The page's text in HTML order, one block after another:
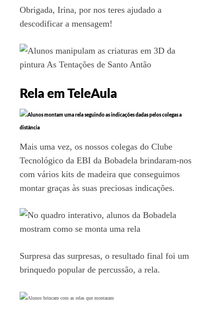
Obrigada, Irina, por nos teres ajudado a
descodificar a mensagem!
Rela em TeleAula
Mais uma vez, os nossos colegas do Clube
Tecnológico da EBI da Bobadela brindaram-nos
com vários kits de madeira que conseguimos
montar graças às suas preciosas indicações.
Surpresa das surpresas, o resultado final foi um
brinquedo popular de percussão, a rela.